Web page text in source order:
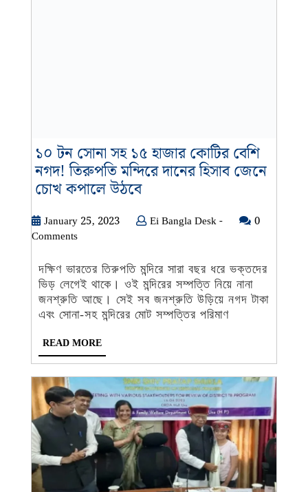
১০ টন সোনা সহ ১৫ হাজার কোটির বেশি
নগদ! তিরুপতি মন্দিরে দানের হিসাব জেনে
চোখ কপালে উঠবে১০
সোনা
১৫
হাজার
কোটির
বেশি
মন্দিরে
দানের
হিসাব
জেনে
চোখ
কপালে
উঠবে
January 25, 2023JanuaryEi Bangla Desk -Ei
-
0
Comments
দক্ষিণ ভারতের তিরুপতি মন্দিরে সারা বছর ধরে ভক্তদের
ভিড় লেগেই থাকে। ওই মন্দিরের সম্পত্তি নিয়ে নানা
জনশ্রুতি আছে। সেই সব জনশ্রুতি উড়িয়ে নগদ টাকা
এবং সোনা-সহ মন্দিরের মোট সম্পত্তির পরিমাণ
READ MOREREAD
MORE